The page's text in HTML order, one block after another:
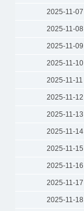
2025-11-07
2025-11-08
2025-11-09
2025-11-10
2025-11-11
2025-11-12
2025-11-13
2025-11-14
2025-11-15
2025-11-16
2025-11-17
2025-11-18